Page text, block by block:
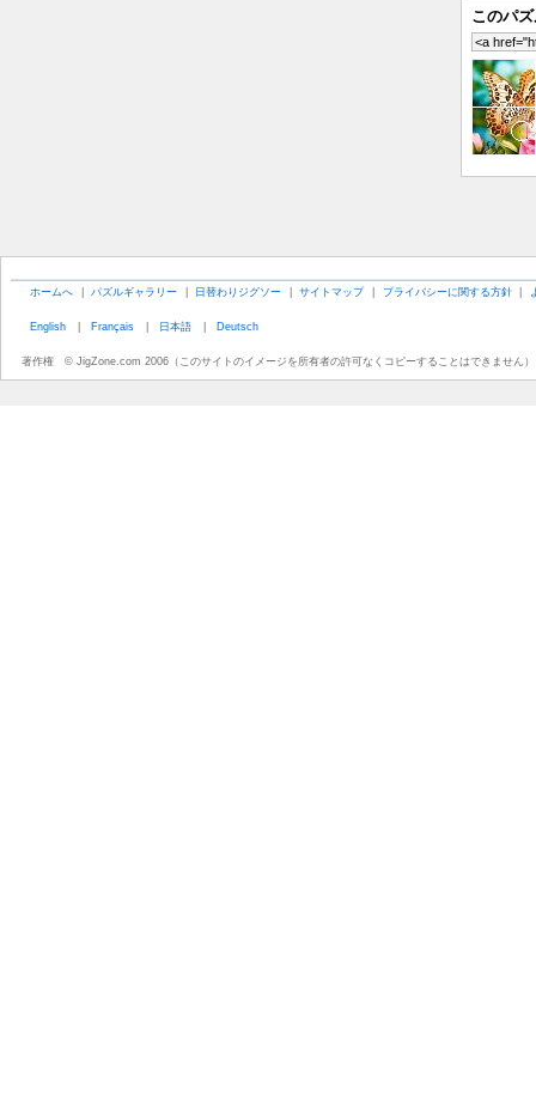
このパ
ホームへ | パズルギャラリー | 日替わりジグソー | サイトマップ | プライバシーに関する方針 |
English | Français | 日本語 | Deutsch
著作権 © JigZone.com 2006（このサイトのイメージを所有者の許可なくコピーすることはできません）